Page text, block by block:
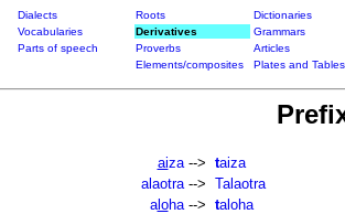
Dialects Roots
Dictionaries
Vocabularies Derivatives
Grammars
Parts of speech Proverbs
Articles
Elements/composites Plates and Tables
aiza--> taiza
alaotra--> Talaotra
aloha--> taloha